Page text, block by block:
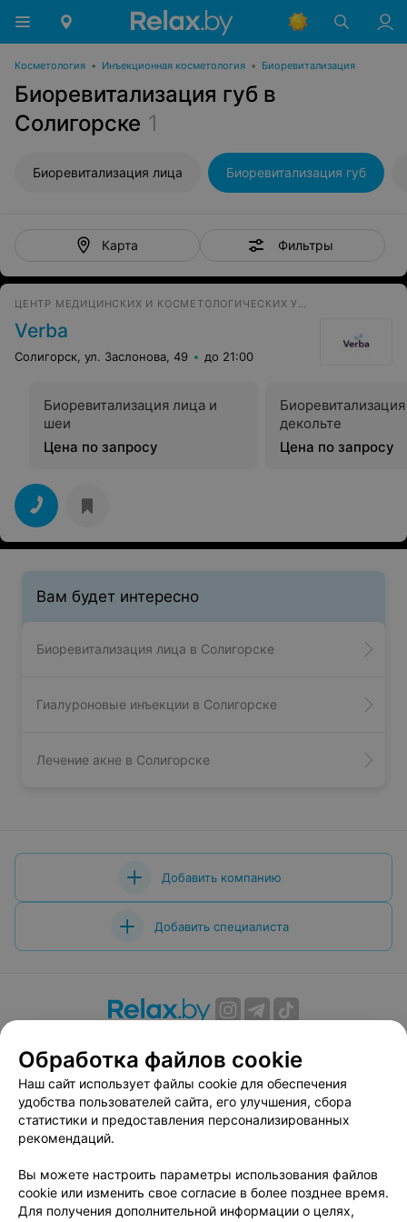
Косметология • Инъекционная косметология • Биоревитализация
Биоревитализация губ в
Солигорске 1
Биоревитализация лица Биоревитализация губ
Карта Фильтры
ЦЕНТР МЕДИЦИНСКИХ И КОСМЕТОЛОГИЧЕСКИХ УСЛУГ
Verba
Солигорск, ул. Заслонова, 49 до 21:00
Биоревитализация лица и
шеи
Цена по запросу
декольте
Цена по запросу
Вам будет интересно
Биоревитализация лица в Солигорске
Гиалуроновые инъекции в Солигорске
Лечение акне в Солигорске
Добавить компанию
Добавить специалиста
Вакансии
Публичный договор
Способы оплаты
Публичный договор по использованию сервиса
«Афиша»
Пользовательское соглашение
Связаться по вопросам сотрудничества
Написать руководителю relax.by
Обработка файлов cookie
Наш сайт использует файлы cookie для обеспечения
удобства пользователей сайта, его улучшения, сбора
статистики и предоставления персонализированных
рекомендаций.
Вы можете настроить параметры использования файлов
cookie или изменить свое согласие в более позднее время.
Для получения дополнительной информации о целях,